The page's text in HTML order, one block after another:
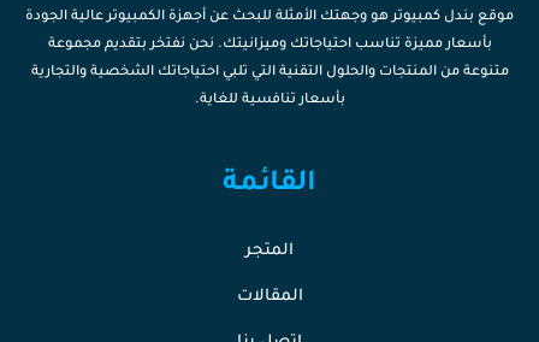
موقع بندل كمبيوتر هو وجهتك الأمثلة للبحث عن أجهزة الكمبيوتر عالية الجودة
بأسعار مميزة تناسب احتياجاتك وميزانيتك. نحن نفتخر بتقديم مجموعة
متنوعة من المنتجات والحلول التقنية التي تلبي احتياجاتك الشخصية والتجارية
بأسعار تنافسية للغاية.
القائمة
المتجر
المقالات